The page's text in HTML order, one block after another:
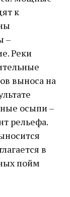
к
–
Реки
выноса на
осыпи –
рельефа.
в
пойм